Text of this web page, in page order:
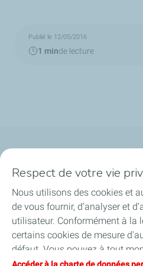
Publié le 12/05/2016
1 minde lecture
Financer les entreprises
Soutenir les projets
Respect de votre vie
Nous utilisons des cookies et
de vous fournir, d’analyser et
utilisateur. Conformément à la
certains cookies de mesure
défaut. Vous pouvez à tout
paramètres de cookies en